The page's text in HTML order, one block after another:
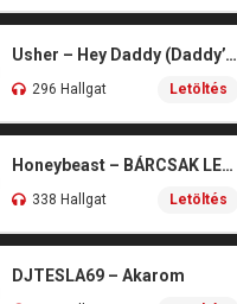
Usher – Hey Daddy (Daddy’s Home)
296 Hallgat Letöltés
Honeybeast – BÁRCSAK LENNÉK
338 Hallgat Letöltés
DJTESLA69 – Akarom